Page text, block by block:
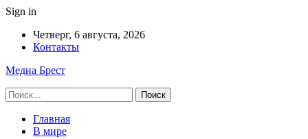
Sign in
Четверг, 6 августа, 2026
Контакты
Медиа Брест
Главная
В мире